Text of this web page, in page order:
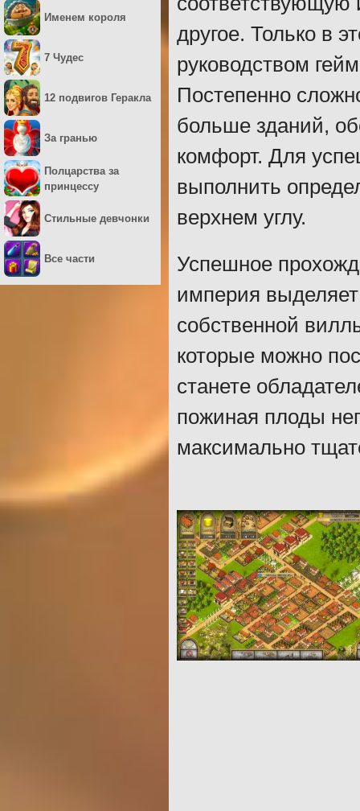
другое. Только в
руководством
Постепенно
больше зданий,
комфорт. Для
выполнить
верхнем углу.
Успешное
империя выделяет
собственной
которые можно
станете
пожиная плоды
максимально
Именем короля
7 Чудес
12 подвигов Геракла
За гранью
Полцарства за
принцессу
Стильные девчонки
Все части